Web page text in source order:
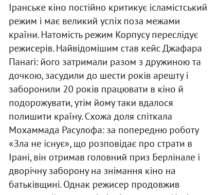
Іранське кіно постійно критикує ісламістський
режим і має великий успіх поза межами
країни. Натомість режим Корпусу переслідує
режисерів. Найвідомішим став кейс Джафара
Панагі: його затримали разом з дружиною та
дочкою, засудили до шести років арешту і
заборонили 20 років працювати в кіно й
подорожувати, утім йому таки вдалося
полишити країну. Схожа доля спіткала
Мохаммада Расулофа: за попередню роботу
«Зла не існує», що розповідає про страти в
Ірані, він отримав головний приз Берлінале і
дворічну заборону на знімання кіно на
батьківщині. Однак режисер продовжив